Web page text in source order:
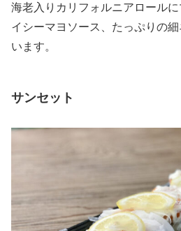
海老入りカリフォルニアロール
イシーマヨソース、たっぷりの
います。
サンセット